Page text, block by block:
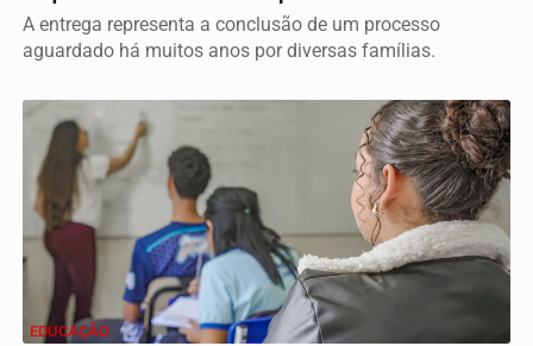
A entrega representa a conclusão de um processo
aguardado há muitos anos por diversas famílias.
EDUCAÇÃO